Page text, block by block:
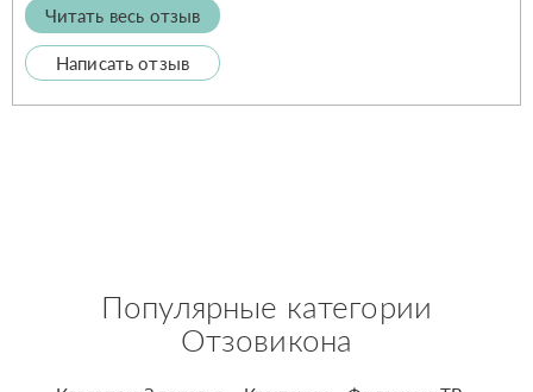
Читать весь отзыв
Написать отзыв
Популярные категории
Отзовикона